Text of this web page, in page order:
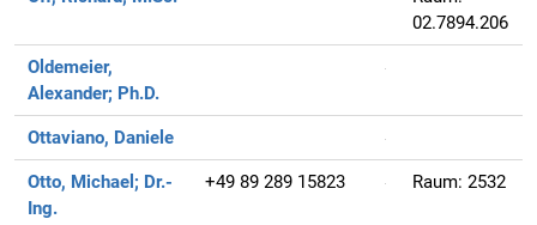
02.7894.206
Oldemeier,
Alexander; Ph.D.
Ottaviano, Daniele
Otto, Michael; Dr.-
Ing.
+49 89 289 15823 Raum: 2532